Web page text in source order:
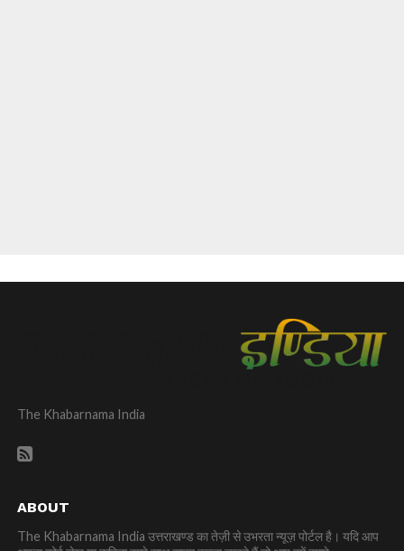
The Khabarnama India
ABOUT
The Khabarnama India उत्तराखण्ड का तेज़ी से उभरता न्यूज़ पोर्टल है। यदि आप